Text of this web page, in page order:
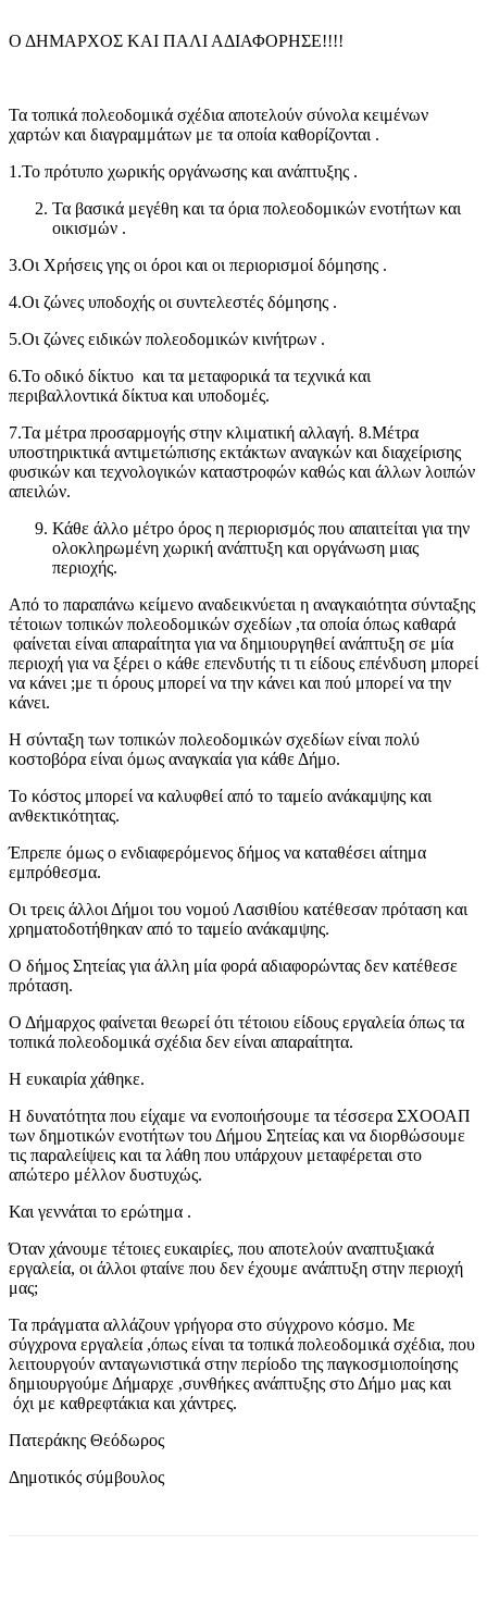
Ο ΔΗΜΑΡΧΟΣ ΚΑΙ ΠΑΛΙ ΑΔΙΑΦΟΡΗΣΕ!!!!
Τα τοπικά πολεοδομικά σχέδια αποτελούν σύνολα κειμένων
χαρτών και διαγραμμάτων με τα οποία καθορίζονται .
1.Το πρότυπο χωρικής οργάνωσης και ανάπτυξης .
Τα βασικά μεγέθη και τα όρια πολεοδομικών ενοτήτων και
οικισμών .
3.Οι Χρήσεις γης οι όροι και οι περιορισμοί δόμησης .
4.Οι ζώνες υποδοχής οι συντελεστές δόμησης .
5.Οι ζώνες ειδικών πολεοδομικών κινήτρων .
6.Το οδικό δίκτυο και τα μεταφορικά τα τεχνικά και
περιβαλλοντικά δίκτυα και υποδομές.
7.Τα μέτρα προσαρμογής στην κλιματική αλλαγή. 8.Μέτρα
υποστηρικτικά αντιμετώπισης εκτάκτων αναγκών και διαχείρισης
φυσικών και τεχνολογικών καταστροφών καθώς και άλλων λοιπών
απειλών.
Κάθε άλλο μέτρο όρος η περιορισμός που απαιτείται για την
ολοκληρωμένη χωρική ανάπτυξη και οργάνωση μιας
περιοχής.
Από το παραπάνω κείμενο αναδεικνύεται η αναγκαιότητα σύνταξης
τέτοιων τοπικών πολεοδομικών σχεδίων ,τα οποία όπως καθαρά
φαίνεται είναι απαραίτητα για να δημιουργηθεί ανάπτυξη σε μία
περιοχή για να ξέρει ο κάθε επενδυτής τι τι είδους επένδυση μπορεί
να κάνει ;με τι όρους μπορεί να την κάνει και πού μπορεί να την
κάνει.
Η σύνταξη των τοπικών πολεοδομικών σχεδίων είναι πολύ
κοστοβόρα είναι όμως αναγκαία για κάθε Δήμο.
Το κόστος μπορεί να καλυφθεί από το ταμείο ανάκαμψης και
ανθεκτικότητας.
Έπρεπε όμως ο ενδιαφερόμενος δήμος να καταθέσει αίτημα
εμπρόθεσμα.
Οι τρεις άλλοι Δήμοι του νομού Λασιθίου κατέθεσαν πρόταση και
χρηματοδοτήθηκαν από το ταμείο ανάκαμψης.
Ο δήμος Σητείας για άλλη μία φορά αδιαφορώντας δεν κατέθεσε
πρόταση.
Ο Δήμαρχος φαίνεται θεωρεί ότι τέτοιου είδους εργαλεία όπως τα
τοπικά πολεοδομικά σχέδια δεν είναι απαραίτητα.
Η ευκαιρία χάθηκε.
Η δυνατότητα που είχαμε να ενοποιήσουμε τα τέσσερα ΣΧΟΟΑΠ
των δημοτικών ενοτήτων του Δήμου Σητείας και να διορθώσουμε
τις παραλείψεις και τα λάθη που υπάρχουν μεταφέρεται στο
απώτερο μέλλον δυστυχώς.
Και γεννάται το ερώτημα .
Όταν χάνουμε τέτοιες ευκαιρίες, που αποτελούν αναπτυξιακά
εργαλεία, οι άλλοι φταίνε που δεν έχουμε ανάπτυξη στην περιοχή
μας;
Τα πράγματα αλλάζουν γρήγορα στο σύγχρονο κόσμο. Με
σύγχρονα εργαλεία ,όπως είναι τα τοπικά πολεοδομικά σχέδια, που
λειτουργούν ανταγωνιστικά στην περίοδο της παγκοσμιοποίησης
δημιουργούμε Δήμαρχε ,συνθήκες ανάπτυξης στο Δήμο μας και
όχι με καθρεφτάκια και χάντρες.
Πατεράκης Θεόδωρος
Δημοτικός σύμβουλος